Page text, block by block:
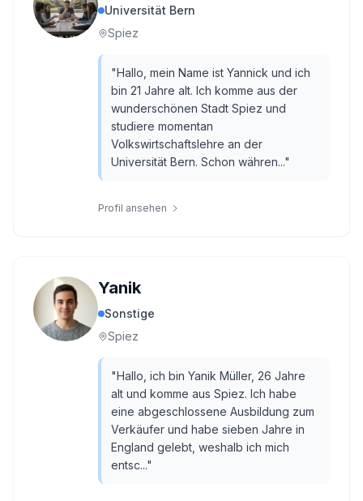
Universität Bern
Spiez
"Hallo, mein Name ist Yannick und ich
bin 21 Jahre alt. Ich komme aus der
wunderschönen Stadt Spiez und
studiere momentan
Volkswirtschaftslehre an der
Universität Bern. Schon währen..."
Profil ansehen
Yanik
Sonstige
Spiez
"Hallo, ich bin Yanik Müller, 26 Jahre
alt und komme aus Spiez. Ich habe
eine abgeschlossene Ausbildung zum
Verkäufer und habe sieben Jahre in
England gelebt, weshalb ich mich
entsc..."